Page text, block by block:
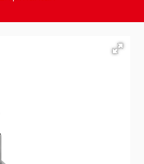
Ekipmanları